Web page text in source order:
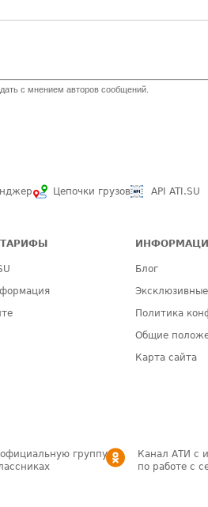
с мнением авторов сообщений.
Цепочки грузов API ATI.SU
Блог
Политика
Общие
Карта сайта
официальную группу
Канал АТИ с
по работе с